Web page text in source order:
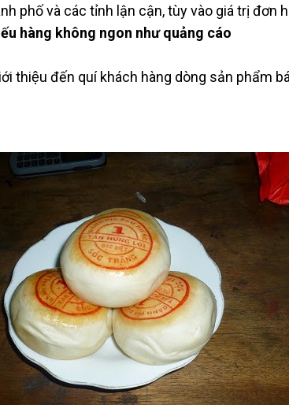
phố và các tỉnh lận cận, tùy vào giá trị đơn
hàng không ngon như quảng cáo
thiệu đến quí khách hàng dòng sản phẩm